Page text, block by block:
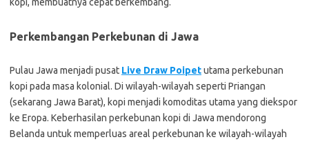
Perkembangan Perkebunan di Jawa
Pulau Jawa menjadi pusat Live Draw Poipetutama perkebunan
kopi pada masa kolonial. Di wilayah-wilayah seperti Priangan
(sekarang Jawa Barat), kopi menjadi komoditas utama yang diekspor
ke Eropa. Keberhasilan perkebunan kopi di Jawa mendorong
Belanda untuk memperluas areal perkebunan ke wilayah-wilayah